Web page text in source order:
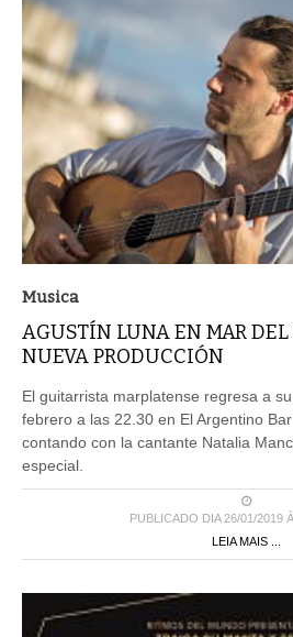
Musica
AGUSTÍN LUNA EN MAR DEL
NUEVA PRODUCCIÓN
El guitarrista marplatense regresa a
febrero a las 22.30 en El Argentino
contando con la cantante Natalia
especial.
PUBLICADO DIA 26/01/2019
LEIA MAIS ...